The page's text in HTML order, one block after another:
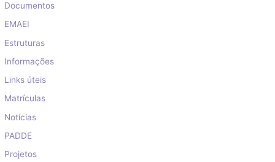
Documentos
EMAEI
Estruturas
Informações
Links úteis
Matrículas
Notícias
PADDE
Projetos